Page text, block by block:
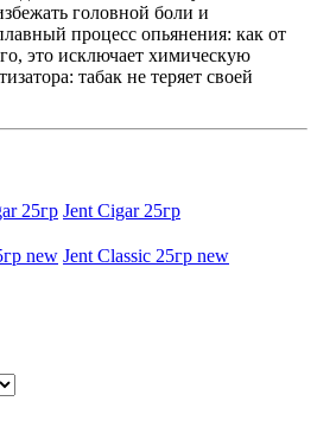
головной боли и
процесс опьянения: как от
это исключает химическую
табак не теряет своей
Jent Cigar 25гр
Jent Classic 25гр new